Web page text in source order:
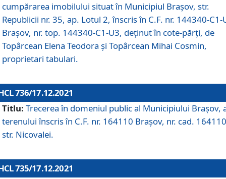
cumpărarea imobilului situat în Municipiul Braşov, str.
Republicii nr. 35, ap. Lotul 2, înscris în C.F. nr. 144340-C1-
Brașov, nr. top. 144340-C1-U3, deținut în cote-părți, de
Topârcean Elena Teodora și Topârcean Mihai Cosmin,
proprietari tabulari.
736/17.12.2021
Titlu: Trecerea în domeniul public al Municipiului Braşov,
terenului înscris în C.F. nr. 164110 Brașov, nr. cad.
str. Nicovalei.
735/17.12.2021